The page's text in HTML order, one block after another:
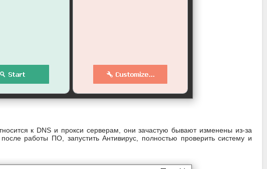
к DNS и прокси серверам, они зачастую бывают изменены из-за
работы ПО, запустить Антивирус, полностью проверить систему и